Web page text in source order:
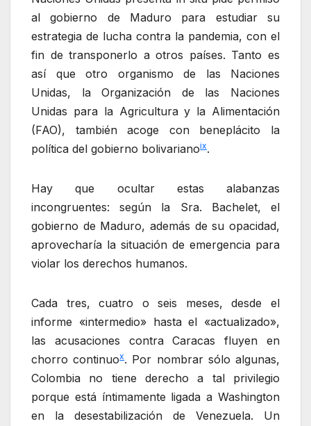
al gobierno de Maduro para estudiar su
estrategia de lucha contra la pandemia, con el
fin de transponerlo a otros países. Tanto es
así que otro organismo de las Naciones
Unidas, la Organización de las Naciones
Unidas para la Agricultura y la Alimentación
(FAO), también acoge con beneplácito la
política del gobierno bolivarianoix.
Hay que ocultar estas alabanzas
incongruentes: según la Sra. Bachelet, el
gobierno de Maduro, además de su opacidad,
aprovecharía la situación de emergencia para
violar los derechos humanos.
Cada tres, cuatro o seis meses, desde el
informe «intermedio» hasta el «actualizado»,
las acusaciones contra Caracas fluyen en
chorro continuox. Por nombrar sólo algunas,
Colombia no tiene derecho a tal privilegio
porque está íntimamente ligada a Washington
en la desestabilización de Venezuela. Un